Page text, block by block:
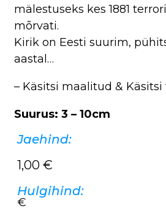
mälestuseks kes 1881
mõrvati.
Kirik on Eesti suurim,
aastal…
– Käsitsi maalitud &
Suurus: 3 – 10cm
Jaehind:
1,00 €
Hulgihind:
€